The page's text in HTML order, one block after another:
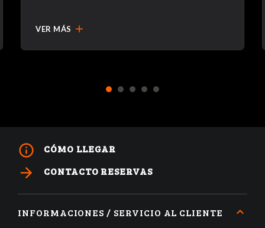
VER MÁS add
1 2 3 4 5
info_outline CÓMO LLEGAR
arrow_forward CONTACTO RESERVAS
INFORMACIONES / SERVICIO AL CLIENTE